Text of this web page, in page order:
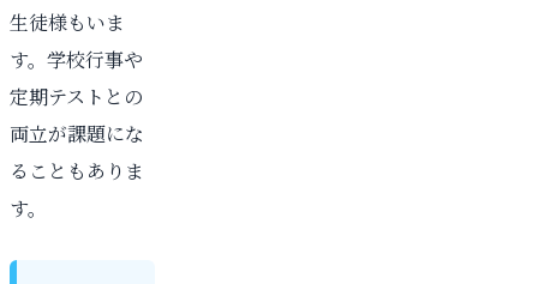
生徒様もいま
す。学校行事や
定期テストとの
両立が課題にな
ることもありま
す。